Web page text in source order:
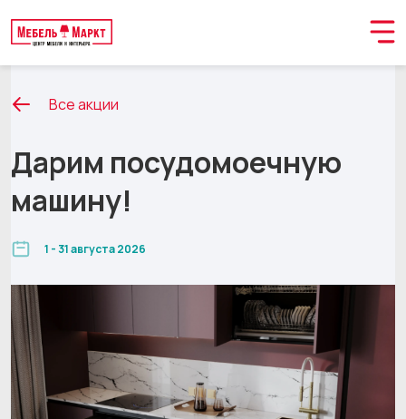
Все акции
1 - 31 августа 2026
Дарим посудомоечную
машину!
Обращение принято
В ближайшее время мы свяжемся с вами